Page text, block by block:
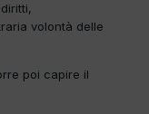
volontà delle
poi capire il